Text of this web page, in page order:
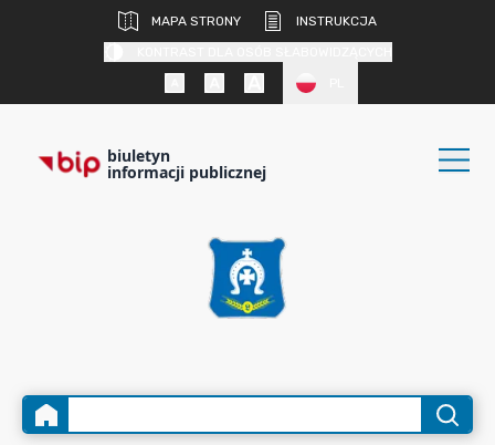
MAPA STRONY
INSTRUKCJA
biuletyn
informacji publicznej